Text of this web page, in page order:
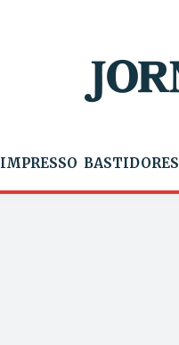
IMPRESSO BASTIDORES